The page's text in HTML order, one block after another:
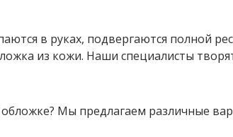
в руках, подвергаются полной
из кожи. Наши специалисты
обложке? Мы предлагаем различные